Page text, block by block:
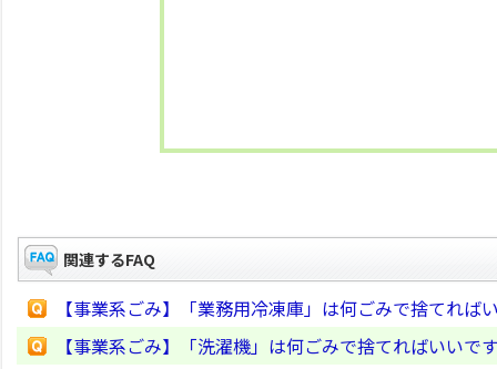
関連するFAQ
【事業系ごみ】「業務用冷凍庫」は何ごみで捨てれば
【事業系ごみ】「洗濯機」は何ごみで捨てればいいで